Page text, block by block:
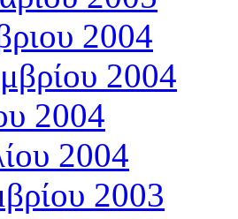
2004
2004
2004
2004
2003